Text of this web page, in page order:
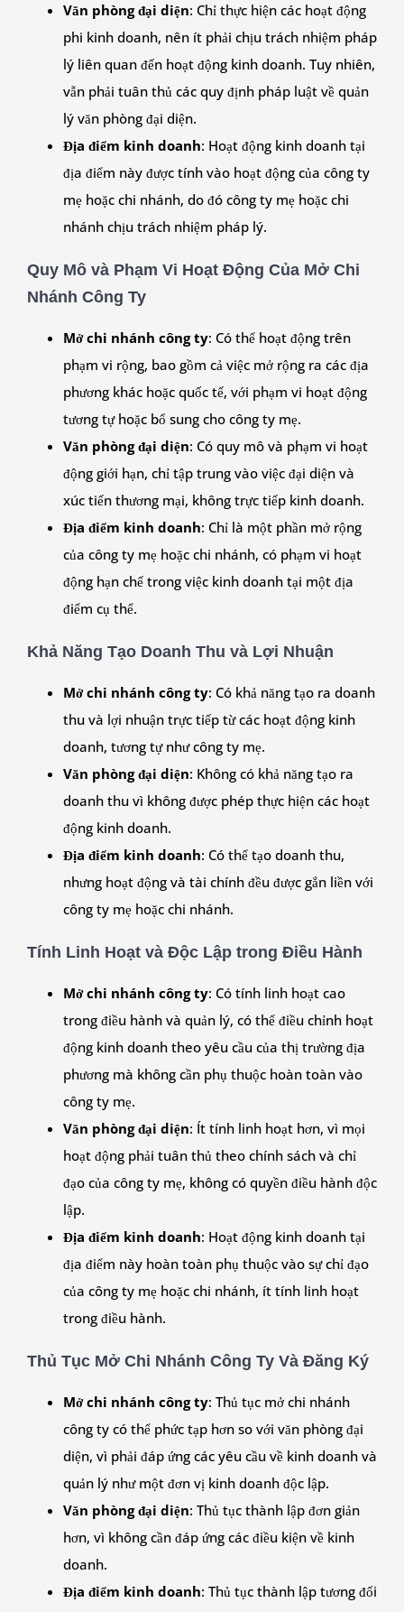
Văn phòng đại diện: Chỉ thực hiện các hoạt động
phi kinh doanh, nên ít phải chịu trách nhiệm pháp
lý liên quan đến hoạt động kinh doanh. Tuy nhiên,
vẫn phải tuân thủ các quy định pháp luật về quản
lý văn phòng đại diện.
Địa điểm kinh doanh: Hoạt động kinh doanh tại
địa điểm này được tính vào hoạt động của công ty
mẹ hoặc chi nhánh, do đó công ty mẹ hoặc chi
nhánh chịu trách nhiệm pháp lý.
Quy Mô và Phạm Vi Hoạt Động Của Mở Chi
Nhánh Công Ty
Mở chi nhánh công ty: Có thể hoạt động trên
phạm vi rộng, bao gồm cả việc mở rộng ra các địa
phương khác hoặc quốc tế, với phạm vi hoạt động
tương tự hoặc bổ sung cho công ty mẹ.
Văn phòng đại diện: Có quy mô và phạm vi hoạt
động giới hạn, chỉ tập trung vào việc đại diện và
xúc tiến thương mại, không trực tiếp kinh doanh.
Địa điểm kinh doanh: Chỉ là một phần mở rộng
của công ty mẹ hoặc chi nhánh, có phạm vi hoạt
động hạn chế trong việc kinh doanh tại một địa
điểm cụ thể.
Khả Năng Tạo Doanh Thu và Lợi Nhuận
Mở chi nhánh công ty: Có khả năng tạo ra doanh
thu và lợi nhuận trực tiếp từ các hoạt động kinh
doanh, tương tự như công ty mẹ.
Văn phòng đại diện: Không có khả năng tạo ra
doanh thu vì không được phép thực hiện các hoạt
động kinh doanh.
Địa điểm kinh doanh: Có thể tạo doanh thu,
nhưng hoạt động và tài chính đều được gắn liền với
công ty mẹ hoặc chi nhánh.
Tính Linh Hoạt và Độc Lập trong Điều Hành
Mở chi nhánh công ty: Có tính linh hoạt cao
trong điều hành và quản lý, có thể điều chỉnh hoạt
động kinh doanh theo yêu cầu của thị trường địa
phương mà không cần phụ thuộc hoàn toàn vào
công ty mẹ.
Văn phòng đại diện: Ít tính linh hoạt hơn, vì mọi
hoạt động phải tuân thủ theo chính sách và chỉ
đạo của công ty mẹ, không có quyền điều hành độc
lập.
Địa điểm kinh doanh: Hoạt động kinh doanh tại
địa điểm này hoàn toàn phụ thuộc vào sự chỉ đạo
của công ty mẹ hoặc chi nhánh, ít tính linh hoạt
trong điều hành.
Thủ Tục Mở Chi Nhánh Công Ty Và Đăng Ký
Mở chi nhánh công ty: Thủ tục mở chi nhánh
công ty có thể phức tạp hơn so với văn phòng đại
diện, vì phải đáp ứng các yêu cầu về kinh doanh và
quản lý như một đơn vị kinh doanh độc lập.
Văn phòng đại diện: Thủ tục thành lập đơn giản
hơn, vì không cần đáp ứng các điều kiện về kinh
doanh.
Địa điểm kinh doanh: Thủ tục thành lập tương đối